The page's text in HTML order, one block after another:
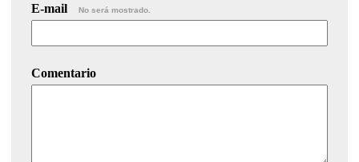
E-mail No será mostrado.
Comentario